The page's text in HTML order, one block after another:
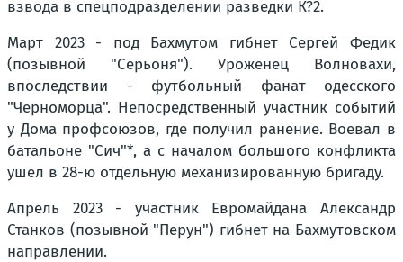
взвода в спецподразделении разведки К?2.
Март 2023 - под Бахмутом гибнет Сергей Федик
(позывной "Серьоня"). Уроженец Волновахи,
впоследствии - футбольный фанат одесского
"Черноморца". Непосредственный участник событий
у Дома профсоюзов, где получил ранение. Воевал в
батальоне "Сич"*, а с началом большого конфликта
ушел в 28-ю отдельную механизированную бригаду.
Апрель 2023 - участник Евромайдана Александр
Станков (позывной "Перун") гибнет на Бахмутовском
направлении.